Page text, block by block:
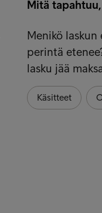
Mitä
Menikö
perintä
lasku jää
Käsitteet